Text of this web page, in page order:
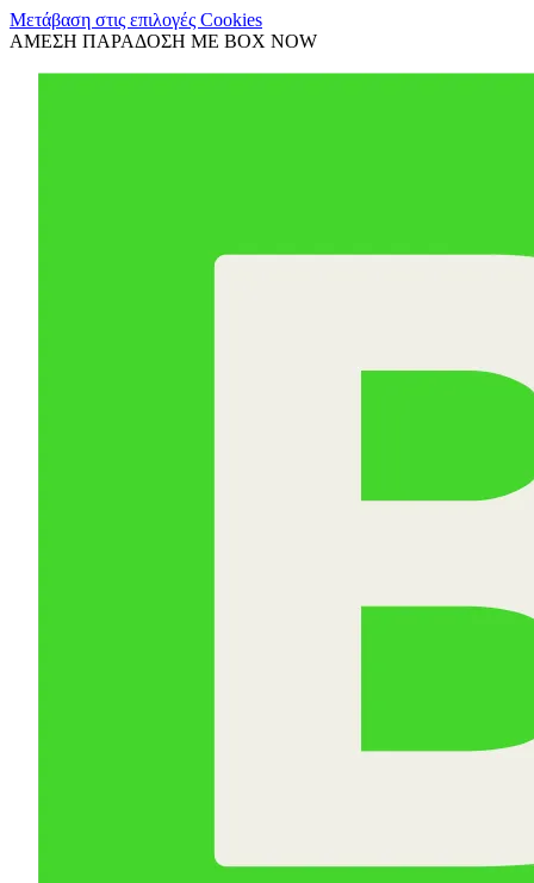
Μετάβαση στις επιλογές Cookies
ΑΜΕΣΗ ΠΑΡΑΔΟΣΗ ΜΕ BOX NOW